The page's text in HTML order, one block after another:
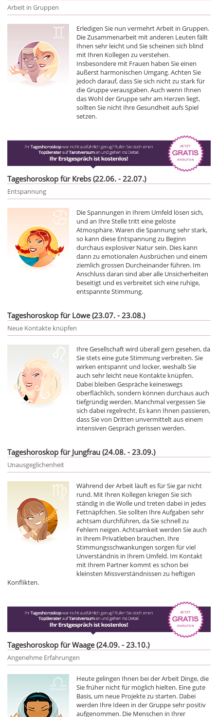
Arbeit in Gruppen
Erledigen Sie nun vermehrt Arbeit in Gruppen.
Die Zusammenarbeit mit anderen Leuten fällt
Ihnen sehr leicht und Sie scheinen sich blind
mit Ihren Kollegen zu verstehen.
Insbesondere mit Frauen haben Sie einen
äußerst harmonischen Umgang. Achten Sie
jedoch darauf, dass Sie sich nicht zu stark für
die Gruppe verausgaben. Auch wenn Ihnen
das Wohl der Gruppe sehr am Herzen liegt,
sollten Sie nicht Ihre Gesundheit aufs Spiel
setzen.
Tageshoroskop für Krebs (22.06. - 22.07.)
Entspannung
Die Spannungen in Ihrem Umfeld lösen sich,
und an Ihre Stelle tritt eine gelöste
Atmosphäre. Waren die Spannung sehr stark,
so kann diese Entspannung zu Beginn
durchaus explosiver Natur sein. Dies kann
dann zu emotionalen Ausbrüchen und einem
ziemlich grossen Durcheinander führen. Im
Anschluss daran sind aber alle Unsicherheiten
beseitigt und es verbreitet sich eine ruhige,
entspannte Stimmung.
Tageshoroskop für Löwe (23.07. - 23.08.)
Neue Kontakte knüpfen
Ihre Gesellschaft wird überall gern gesehen, da
Sie stets eine gute Stimmung verbreiten. Sie
wirken entspannt und locker, weshalb Sie
auch sehr leicht neue Kontakte knüpfen.
Dabei bleiben Gespräche keineswegs
oberflächlich, sondern können durchaus auch
tiefgründig werden. Manchmal vergessen Sie
sich dabei regelrecht. Es kann Ihnen passieren,
dass Sie von Dritten unvermittelt aus einem
intensiven Gespräch gerissen werden.
Tageshoroskop für Jungfrau (24.08. - 23.09.)
Unausgeglichenheit
Während der Arbeit läuft es für Sie gar nicht
rund. Mit Ihren Kollegen kriegen Sie sich
ständig in die Wolle und treten dabei in jedes
Fettnäpfchen. Sie sollten Ihre Aufgaben sehr
achtsam durchführen, da Sie schnell zu
Fehlern neigen. Achtsamkeit werden Sie auch
in Ihrem Privatleben brauchen. Ihre
Stimmungsschwankungen sorgen für viel
Unverständnis in Ihrem Umfeld. Im Kontakt
mit Ihrem Partner kommt es schon bei
kleinsten Missverständnissen zu heftigen
Konflikten.
Tageshoroskop für Waage (24.09. - 23.10.)
Angenehme Erfahrungen
Heute gelingen Ihnen bei der Arbeit Dinge, die
Sie früher nicht für möglich hielten. Eine gute
Basis, um neue Projekte zu starten. Dabei
werden Ihre Ideen in der Gruppe sehr positiv
aufgenommen. Die Menschen in Ihrer